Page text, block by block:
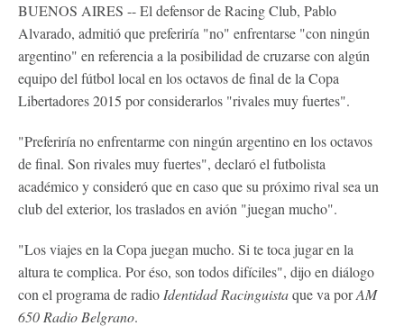
BUENOS AIRES -- El defensor de Racing Club, Pablo
Alvarado, admitió que preferiría "no" enfrentarse "con ningún
argentino" en referencia a la posibilidad de cruzarse con algún
equipo del fútbol local en los octavos de final de la Copa
Libertadores 2015 por considerarlos "rivales muy fuertes".
"Preferirí­a no enfrentarme con ningún argentino en los octavos
de final. Son rivales muy fuertes", declaró el futbolista
académico y consideró que en caso que su próximo rival sea un
club del exterior, los traslados en avión "juegan mucho".
"Los viajes en la Copa juegan mucho. Si te toca jugar en la
altura te complica. Por éso, son todos difí­ciles", dijo en diálogo
con el programa de radio Identidad Racinguistaque va porAM
650 Radio Belgrano.